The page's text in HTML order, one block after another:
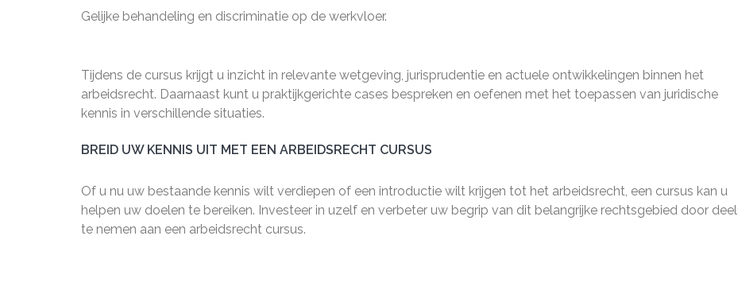
Gelijke behandeling en discriminatie op de werkvloer.
Tijdens de cursus krijgt u inzicht in relevante wetgeving, jurisprudentie en actuele ontwikkelingen binnen het
arbeidsrecht. Daarnaast kunt u praktijkgerichte cases bespreken en oefenen met het toepassen van juridische
kennis in verschillende situaties.
BREID UW KENNIS UIT MET EEN ARBEIDSRECHT CURSUS
Of u nu uw bestaande kennis wilt verdiepen of een introductie wilt krijgen tot het arbeidsrecht, een cursus kan u
helpen uw doelen te bereiken. Investeer in uzelf en verbeter uw begrip van dit belangrijke rechtsgebied door deel
te nemen aan een arbeidsrecht cursus.